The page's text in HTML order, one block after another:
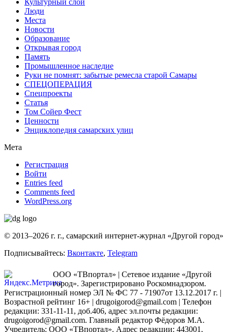
Люди
Места
Новости
Образование
Открывая город
Память
Промышленное наследие
Руки не помнят: забытые ремесла старой Самары
СПЕЦОПЕРАЦИЯ
Спецпроекты
Статья
Том Сойер Фест
Ценности
Энциклопедия самарских улиц
Мета
Регистрация
Войти
Entries feed
Comments feed
WordPress.org
© 2013–2026 г. г., самарский интернет-журнал «Другой город»
Подписывайтесь: Вконтакте, Telegram
ООО «ТВпортал» | Сетевое издание «Другой
город». Зарегистрировано Роскомнадзором.
Регистрационный номер ЭЛ № ФС 77 - 71907от 13.12.2017 г. |
Возрастной рейтинг 16+ | drugoigorod@gmail.com | Телефон
редакции: 331-11-11, доб.406, адрес эл.почты редакции:
drugoigorod@gmail.com. Главный редактор Фёдоров М.А.
Учредитель: ООО «ТВпортал». Адрес редакции: 443001,